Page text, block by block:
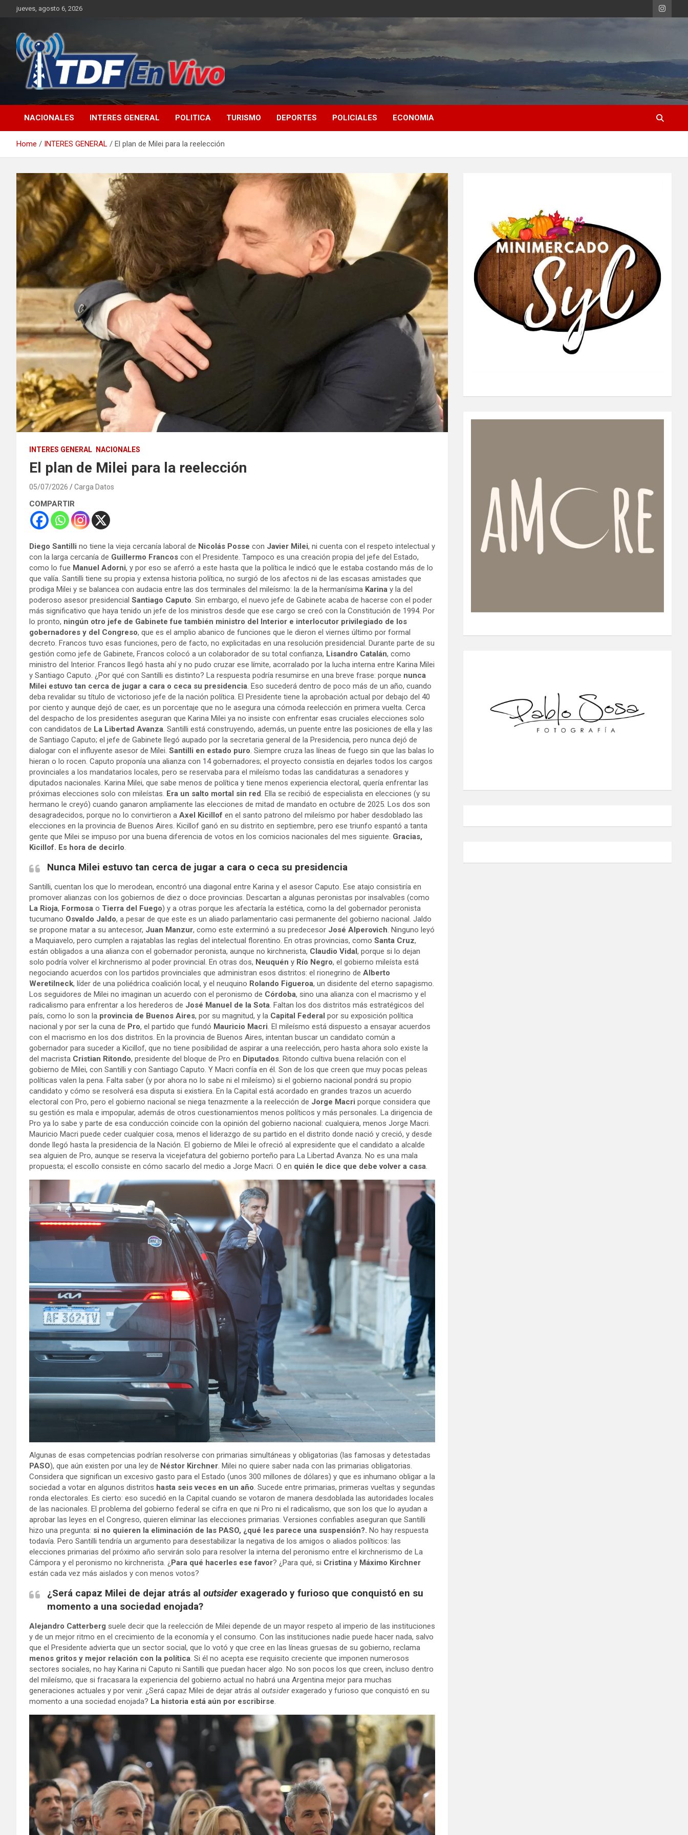
jueves, agosto 6, 2026
NACIONALES INTERES GENERAL POLITICA TURISMO DEPORTES POLICIALES ECONOMIA
Home INTERES GENERAL El plan de Milei para la reelección
INTERES GENERAL NACIONALES
El plan de Milei para la reelección
05/07/2026 Carga Datos
COMPARTIR
Diego Santilli no tiene la vieja cercanía laboral de Nicolás Posse con Javier Milei, ni cuenta con el respeto intelectual y
con la larga cercanía de Guillermo Francos con el Presidente. Tampoco es una creación propia del jefe del Estado,
como lo fue Manuel Adorni, y por eso se aferró a este hasta que la política le indicó que le estaba costando más de lo
que valía. Santilli tiene su propia y extensa historia política, no surgió de los afectos ni de las escasas amistades que
prodiga Milei y se balancea con audacia entre las dos terminales del mileísmo: la de la hermanísima Karina y la del
poderoso asesor presidencial Santiago Caputo. Sin embargo, el nuevo jefe de Gabinete acaba de hacerse con el poder
más significativo que haya tenido un jefe de los ministros desde que ese cargo se creó con la Constitución de 1994. Por
lo pronto, ningún otro jefe de Gabinete fue también ministro del Interior e interlocutor privilegiado de los
gobernadores y del Congreso, que es el amplio abanico de funciones que le dieron el viernes último por formal
decreto. Francos tuvo esas funciones, pero de facto, no explicitadas en una resolución presidencial. Durante parte de su
gestión como jefe de Gabinete, Francos colocó a un colaborador de su total confianza, Lisandro Catalán, como
ministro del Interior. Francos llegó hasta ahí y no pudo cruzar ese límite, acorralado por la lucha interna entre Karina Milei
y Santiago Caputo. ¿Por qué con Santilli es distinto? La respuesta podría resumirse en una breve frase: porque nunca
Milei estuvo tan cerca de jugar a cara o ceca su presidencia. Eso sucederá dentro de poco más de un año, cuando
deba revalidar su título de victorioso jefe de la nación política. El Presidente tiene la aprobación actual por debajo del 40
por ciento y aunque dejó de caer, es un porcentaje que no le asegura una cómoda reelección en primera vuelta. Cerca
del despacho de los presidentes aseguran que Karina Milei ya no insiste con enfrentar esas cruciales elecciones solo
con candidatos de La Libertad Avanza. Santilli está construyendo, además, un puente entre las posiciones de ella y las
de Santiago Caputo; el jefe de Gabinete llegó aupado por la secretaria general de la Presidencia, pero nunca dejó de
dialogar con el influyente asesor de Milei. Santilli en estado puro. Siempre cruza las líneas de fuego sin que las balas lo
hieran o lo rocen. Caputo proponía una alianza con 14 gobernadores; el proyecto consistía en dejarles todos los cargos
provinciales a los mandatarios locales, pero se reservaba para el mileísmo todas las candidaturas a senadores y
diputados nacionales. Karina Milei, que sabe menos de política y tiene menos experiencia electoral, quería enfrentar las
próximas elecciones solo con mileístas. Era un salto mortal sin red. Ella se recibió de especialista en elecciones (y su
hermano le creyó) cuando ganaron ampliamente las elecciones de mitad de mandato en octubre de 2025. Los dos son
desagradecidos, porque no lo convirtieron a Axel Kicillof en el santo patrono del mileísmo por haber desdoblado las
elecciones en la provincia de Buenos Aires. Kicillof ganó en su distrito en septiembre, pero ese triunfo espantó a tanta
gente que Milei se impuso por una buena diferencia de votos en los comicios nacionales del mes siguiente. Gracias,
Kicillof. Es hora de decirlo.
Nunca Milei estuvo tan cerca de jugar a cara o ceca su presidencia
Santilli, cuentan los que lo merodean, encontró una diagonal entre Karina y el asesor Caputo. Ese atajo consistiría en
promover alianzas con los gobiernos de diez o doce provincias. Descartan a algunas peronistas por insalvables (como
La Rioja, Formosa o Tierra del Fuego) y a otras porque les afectaría la estética, como la del gobernador peronista
tucumano Osvaldo Jaldo, a pesar de que este es un aliado parlamentario casi permanente del gobierno nacional. Jaldo
se propone matar a su antecesor, Juan Manzur, como este exterminó a su predecesor José Alperovich. Ninguno leyó
a Maquiavelo, pero cumplen a rajatablas las reglas del intelectual florentino. En otras provincias, como Santa Cruz,
están obligados a una alianza con el gobernador peronista, aunque no kirchnerista, Claudio Vidal, porque si lo dejan
solo podría volver el kirchnerismo al poder provincial. En otras dos, Neuquén y Río Negro, el gobierno mileísta está
negociando acuerdos con los partidos provinciales que administran esos distritos: el rionegrino de Alberto
Weretilneck, líder de una poliédrica coalición local, y el neuquino Rolando Figueroa, un disidente del eterno sapagismo.
Los seguidores de Milei no imaginan un acuerdo con el peronismo de Córdoba, sino una alianza con el macrismo y el
radicalismo para enfrentar a los herederos de José Manuel de la Sota. Faltan los dos distritos más estratégicos del
país, como lo son la provincia de Buenos Aires, por su magnitud, y la Capital Federal por su exposición política
nacional y por ser la cuna de Pro, el partido que fundó Mauricio Macri. El mileísmo está dispuesto a ensayar acuerdos
con el macrismo en los dos distritos. En la provincia de Buenos Aires, intentan buscar un candidato común a
gobernador para suceder a Kicillof, que no tiene posibilidad de aspirar a una reelección, pero hasta ahora solo existe la
del macrista Cristian Ritondo, presidente del bloque de Pro en Diputados. Ritondo cultiva buena relación con el
gobierno de Milei, con Santilli y con Santiago Caputo. Y Macri confía en él. Son de los que creen que muy pocas peleas
políticas valen la pena. Falta saber (y por ahora no lo sabe ni el mileísmo) si el gobierno nacional pondrá su propio
candidato y cómo se resolverá esa disputa si existiera. En la Capital está acordado en grandes trazos un acuerdo
electoral con Pro, pero el gobierno nacional se niega tenazmente a la reelección de Jorge Macri porque considera que
su gestión es mala e impopular, además de otros cuestionamientos menos políticos y más personales. La dirigencia de
Pro ya lo sabe y parte de esa conducción coincide con la opinión del gobierno nacional: cualquiera, menos Jorge Macri.
Mauricio Macri puede ceder cualquier cosa, menos el liderazgo de su partido en el distrito donde nació y creció, y desde
donde llegó hasta la presidencia de la Nación. El gobierno de Milei le ofreció al expresidente que el candidato a alcalde
sea alguien de Pro, aunque se reserva la vicejefatura del gobierno porteño para La Libertad Avanza. No es una mala
propuesta; el escollo consiste en cómo sacarlo del medio a Jorge Macri. O en quién le dice que debe volver a casa.
Algunas de esas competencias podrían resolverse con primarias simultáneas y obligatorias (las famosas y detestadas
PASO), que aún existen por una ley de Néstor Kirchner. Milei no quiere saber nada con las primarias obligatorias.
Considera que significan un excesivo gasto para el Estado (unos 300 millones de dólares) y que es inhumano obligar a la
sociedad a votar en algunos distritos hasta seis veces en un año. Sucede entre primarias, primeras vueltas y segundas
ronda electorales. Es cierto: eso sucedió en la Capital cuando se votaron de manera desdoblada las autoridades locales
de las nacionales. El problema del gobierno federal se cifra en que ni Pro ni el radicalismo, que son los que lo ayudan a
aprobar las leyes en el Congreso, quieren eliminar las elecciones primarias. Versiones confiables aseguran que Santilli
hizo una pregunta: si no quieren la eliminación de las PASO, ¿qué les parece una suspensión?. No hay respuesta
todavía. Pero Santilli tendría un argumento para desestabilizar la negativa de los amigos o aliados políticos: las
elecciones primarias del próximo año servirán solo para resolver la interna del peronismo entre el kirchnerismo de La
Cámpora y el peronismo no kirchnerista. ¿ Para qué hacerles ese favor? ¿Para qué, si Cristina y Máximo Kirchner
están cada vez más aislados y con menos votos?
¿Será capaz Milei de dejar atrás al outsiderexagerado y furioso que conquistó en su
momento a una sociedad enojada?
Alejandro Catterberg suele decir que la reelección de Milei depende de un mayor respeto al imperio de las instituciones
y de un mejor ritmo en el crecimiento de la economía y el consumo. Con las instituciones nadie puede hacer nada, salvo
que el Presidente advierta que un sector social, que lo votó y que cree en las líneas gruesas de su gobierno, reclama
menos gritos y mejor relación con la política. Si él no acepta ese requisito creciente que imponen numerosos
sectores sociales, no hay Karina ni Caputo ni Santilli que puedan hacer algo. No son pocos los que creen, incluso dentro
del mileísmo, que si fracasara la experiencia del gobierno actual no habrá una Argentina mejor para muchas
generaciones actuales y por venir. ¿Será capaz Milei de dejar atrás al outsiderexagerado y furioso que conquistó en su
momento a una sociedad enojada? La historia está aún por escribirse.